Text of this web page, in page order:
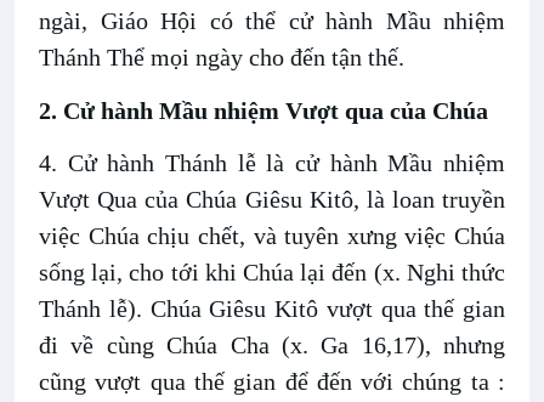
ngài, Giáo Hội có thể cử hành Mầu nhiệm
Thánh Thể mọi ngày cho đến tận thế.
2. Cử hành Mầu nhiệm Vượt qua của Chúa
4. Cử hành Thánh lễ là cử hành Mầu nhiệm
Vượt Qua của Chúa Giêsu Kitô, là loan truyền
việc Chúa chịu chết, và tuyên xưng việc Chúa
sống lại, cho tới khi Chúa lại đến (x. Nghi thức
Thánh lễ). Chúa Giêsu Kitô vượt qua thế gian
đi về cùng Chúa Cha (x. Ga 16,17), nhưng
cũng vượt qua thế gian để đến với chúng ta :